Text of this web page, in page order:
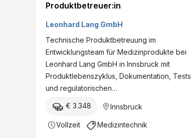
Produktbetreuer:in
Leonhard Lang GmbH
Technische Produktbetreuung im
Entwicklungsteam für Medizinprodukte bei
Leonhard Lang GmbH in Innsbruck mit
Produktlebenszyklus, Dokumentation, Tests
und regulatorischen…
€ 3.348 Innsbruck
Vollzeit Medizintechnik